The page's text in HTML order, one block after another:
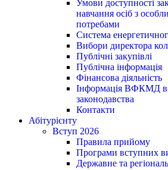
Умови доступності
навчання осіб з
потребами
Система
Вибори директора
Публічні закупівлі
Публічна інформація
Фінансова діяльність
Інформація ВФКМД
законодавства
Контакти
Абітурієнту
Вступ 2026
Правила прийому
Програми вступних
Державне та